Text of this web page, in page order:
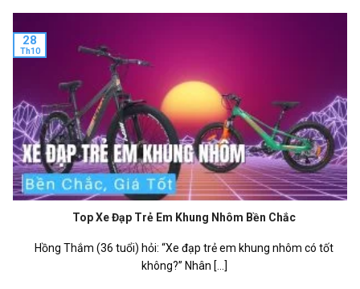
Top Xe Đạp Trẻ Em Khung Nhôm Bền Chắc
Hồng Thắm (36 tuổi) hỏi: “Xe đạp trẻ em khung nhôm có tốt
không?” Nhân [...]
28
Th10